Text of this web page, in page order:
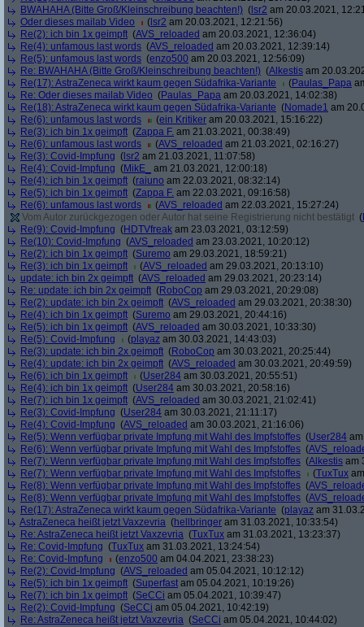
BWAHAHA (Bitte Groß/Kleinschreibung beachten!) ( lsr2 am 20.03.2021,
Oder dieses mailab Video
( lsr2 am 20.03.2021, 12:21:56)
Re(2): ich bin 1x geimpft (AVS_reloaded am 20.03.2021, 12:36:04)
Re(4): unfamous last words (AVS_reloaded am 20.03.2021, 12:39:14)
Re(5): unfamous last words (enzo500 am 20.03.2021, 12:56:09)
Re: BWAHAHA (Bitte Groß/Kleinschreibung beachten!) (Alkestis am
Re(17): AstraZeneca wirkt kaum gegen Südafrika-Variante
(Paulas_Papa
Re: Oder dieses mailab Video (Paulas_Papa am 20.03.2021, 14:02:38)
Re(18): AstraZeneca wirkt kaum gegen Südafrika-Variante (Nomade1 am
Re(6): unfamous last words
(ein Kritiker am 20.03.2021, 15:16:22)
Re(3): ich bin 1x geimpft (Zappa F. am 21.03.2021, 00:38:49)
Re(6): unfamous last words
(AVS_reloaded am 21.03.2021, 02:16:27)
Re(3): Covid-Impfung ( lsr2 am 21.03.2021, 11:07:58)
Re(4): Covid-Impfung (MikE_
am 21.03.2021, 12:00:18)
Re(4): ich bin 1x geimpft (raiuno am 22.03.2021, 08:32:14)
Re(5): ich bin 1x geimpft (Zappa F. am 22.03.2021, 09:16:58)
Re(6): unfamous last words
(AVS_reloaded am 22.03.2021, 15:27:24)
Vom Autor zurückgezogen oder Autor hat seine Registrierung nicht bestätigt (
Re(9): Covid-Impfung (HDTVfreak am 23.03.2021, 03:12:59)
Re(10): Covid-Impfung (AVS_reloaded am 23.03.2021, 10:20:12)
Re(2): ich bin 1x geimpft (Suremo am 29.03.2021, 18:59:21)
Re(3): ich bin 1x geimpft
(AVS_reloaded am 29.03.2021, 20:13:10)
update: ich bin 2x geimpft (AVS_reloaded am 29.03.2021, 20:23:14)
Re: update: ich bin 2x geimpft (RoboCop am 29.03.2021, 20:29:08)
Re(2): update: ich bin 2x geimpft (AVS_reloaded am 29.03.2021, 20:38:30)
Re(4): ich bin 1x geimpft (Suremo am 29.03.2021, 20:44:16)
Re(5): ich bin 1x geimpft (AVS_reloaded am 30.03.2021, 10:33:30)
Re(5): Covid-Impfung
(playaz am 30.03.2021, 14:43:03)
Re(3): update: ich bin 2x geimpft (RoboCop am 30.03.2021, 20:25:44)
Re(4): update: ich bin 2x geimpft (AVS_reloaded am 30.03.2021, 20:49:59)
Re(6): ich bin 1x geimpft
(User284 am 30.03.2021, 20:55:51)
Re(4): ich bin 1x geimpft (User284 am 30.03.2021, 20:58:16)
Re(7): ich bin 1x geimpft (AVS_reloaded am 30.03.2021, 21:02:41)
Re(3): Covid-Impfung (User284 am 30.03.2021, 21:11:17)
Re(4): Covid-Impfung (AVS_reloaded am 30.03.2021, 21:16:06)
Re(5): Wenn verfügbar private Impfung mit Wahl des Impfstoffes (User284
Re(6): Wenn verfügbar private Impfung mit Wahl des Impfstoffes (
Re(7): Wenn verfügbar private Impfung mit Wahl des Impfstoffes (Alkestis am
Re(7): Wenn verfügbar private Impfung mit Wahl des Impfstoffes
(TuxTux
Re(8): Wenn verfügbar private Impfung mit Wahl des Impfstoffes (
Re(8): Wenn verfügbar private Impfung mit Wahl des Impfstoffes (
Re(17): AstraZeneca wirkt kaum gegen Südafrika-Variante (playaz am
AstraZeneca heißt jetzt Vaxzevria (hellbringer am 31.03.2021, 10:33:54)
Re: AstraZeneca heißt jetzt Vaxzevria (TuxTux am 31.03.2021, 13:23:37)
Re: Covid-Impfung (TuxTux am 31.03.2021, 13:24:54)
Re: Covid-Impfung
(enzo500 am 04.04.2021, 23:38:23)
Re(2): Covid-Impfung (AVS_reloaded am 05.04.2021, 10:12:12)
Re(5): ich bin 1x geimpft (Superfast am 05.04.2021, 10:19:26)
Re(7): ich bin 1x geimpft (SeCCi am 05.04.2021, 10:39:47)
Re(2): Covid-Impfung (SeCCi am 05.04.2021, 10:42:19)
Re: AstraZeneca heißt jetzt Vaxzevria (SeCCi am 05.04.2021, 10:44:02)